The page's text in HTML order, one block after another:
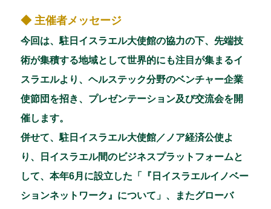
◆ 主催者メッセージ
今回は、駐日イスラエル大使館の協力の下、先端技
術が集積する地域として世界的にも注目が集まるイ
スラエルより、ヘルステック分野のベンチャー企業
使節団を招き、プレゼンテーション及び交流会を開
催します。
併せて、駐日イスラエル大使館／ノア経済公使よ
り、日イスラエル間のビジネスプラットフォームと
して、本年6月に設立した「『日イスラエルイノベー
ションネットワーク』について」、またグローバ